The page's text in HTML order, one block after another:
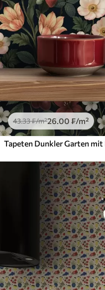
43.33₣/m²26.00 ₣/m²